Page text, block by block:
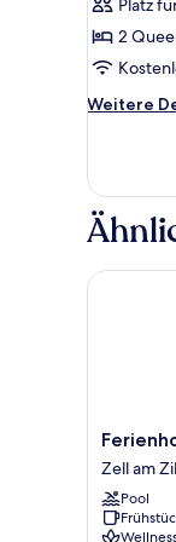
Balkon
(Sky
-
Platz
2
Weitere
Weitere
1
Balkon
03
Zell
am
Ziller
Zell am
Pool